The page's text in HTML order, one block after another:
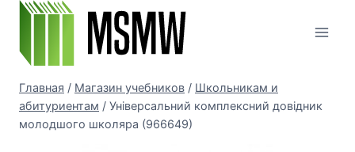
Перейти
содержимому
Главная / Магазин учебников / Школьникам и
абитуриентам / Універсальний комплексний довідник
молодшого школяра (966649)